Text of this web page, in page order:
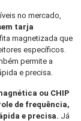
no mercado,
tarja
magnetizada que
específicos.
permite a
e precisa.
ou CHIP
de frequência,
e precisa. Já